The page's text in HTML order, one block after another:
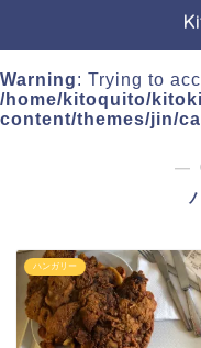
Warning: Trying to
/home/kitoquito/
content/themes/jin/
―
ハンガリー